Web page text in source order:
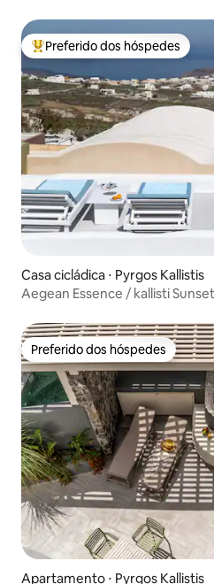
Entre os melhores preferidos
Preferido dos hóspedes
Casa cicládica ⋅ Pyrgos Kallistis
Aegean Essence / kallisti
Preferido dos hóspedes
Preferido dos hóspedes
Apartamento ⋅ Pyrgos Kallistis